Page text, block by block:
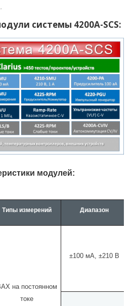
системы 4200A-SCS:
модулей:
Типы измерений Диапазон
на постоянном
токе
±100мА, ±210В